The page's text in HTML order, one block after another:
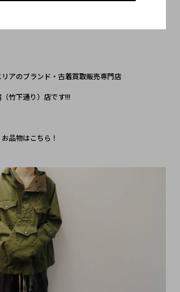
アのブランド・古着買取販売専門店
竹下通り）店です!!!
品物はこちら！